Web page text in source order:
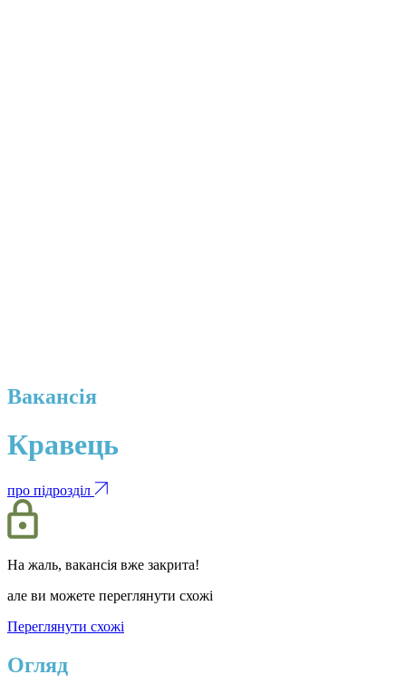
Вакансія
Кравець
про підрозділ
На жаль, вакансія вже закрита!
але ви можете переглянути схожі
Переглянути схожі
Огляд